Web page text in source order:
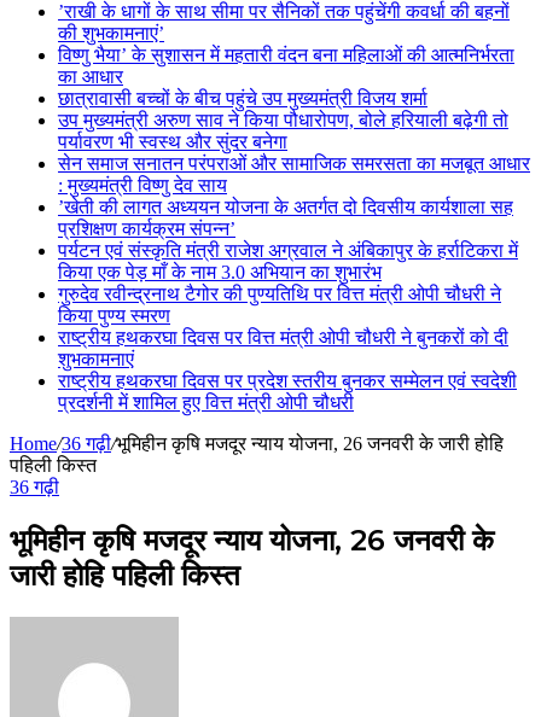
’राखी के धागों के साथ सीमा पर सैनिकों तक पहुंचेंगी कवर्धा की बहनों
की शुभकामनाएं’
विष्णु भैया’ के सुशासन में महतारी वंदन बना महिलाओं की आत्मनिर्भरता
का आधार
छात्रावासी बच्चों के बीच पहुंचे उप मुख्यमंत्री विजय शर्मा
उप मुख्यमंत्री अरुण साव ने किया पौधारोपण, बोले हरियाली बढ़ेगी तो
पर्यावरण भी स्वस्थ और सुंदर बनेगा
सेन समाज सनातन परंपराओं और सामाजिक समरसता का मजबूत आधार
: मुख्यमंत्री विष्णु देव साय
’खेती की लागत अध्ययन योजना के अतर्गत दो दिवसीय कार्यशाला सह
प्रशिक्षण कार्यक्रम संपन्न’
पर्यटन एवं संस्कृति मंत्री राजेश अग्रवाल ने अंबिकापुर के हर्राटिकरा में
किया एक पेड़ माँ के नाम 3.0 अभियान का शुभारंभ
गुरुदेव रवीन्द्रनाथ टैगोर की पुण्यतिथि पर वित्त मंत्री ओपी चौधरी ने
किया पुण्य स्मरण
राष्ट्रीय हथकरघा दिवस पर वित्त मंत्री ओपी चौधरी ने बुनकरों को दी
शुभकामनाएं
राष्ट्रीय हथकरघा दिवस पर प्रदेश स्तरीय बुनकर सम्मेलन एवं स्वदेशी
प्रदर्शनी में शामिल हुए वित्त मंत्री ओपी चौधरी
Home/36 गढ़ी/भूमिहीन कृषि मजदूर न्याय योजना, 26 जनवरी के जारी होहि
पहिली किस्त
36 गढ़ी
भूमिहीन कृषि मजदूर न्याय योजना, 26 जनवरी के
जारी होहि पहिली किस्त